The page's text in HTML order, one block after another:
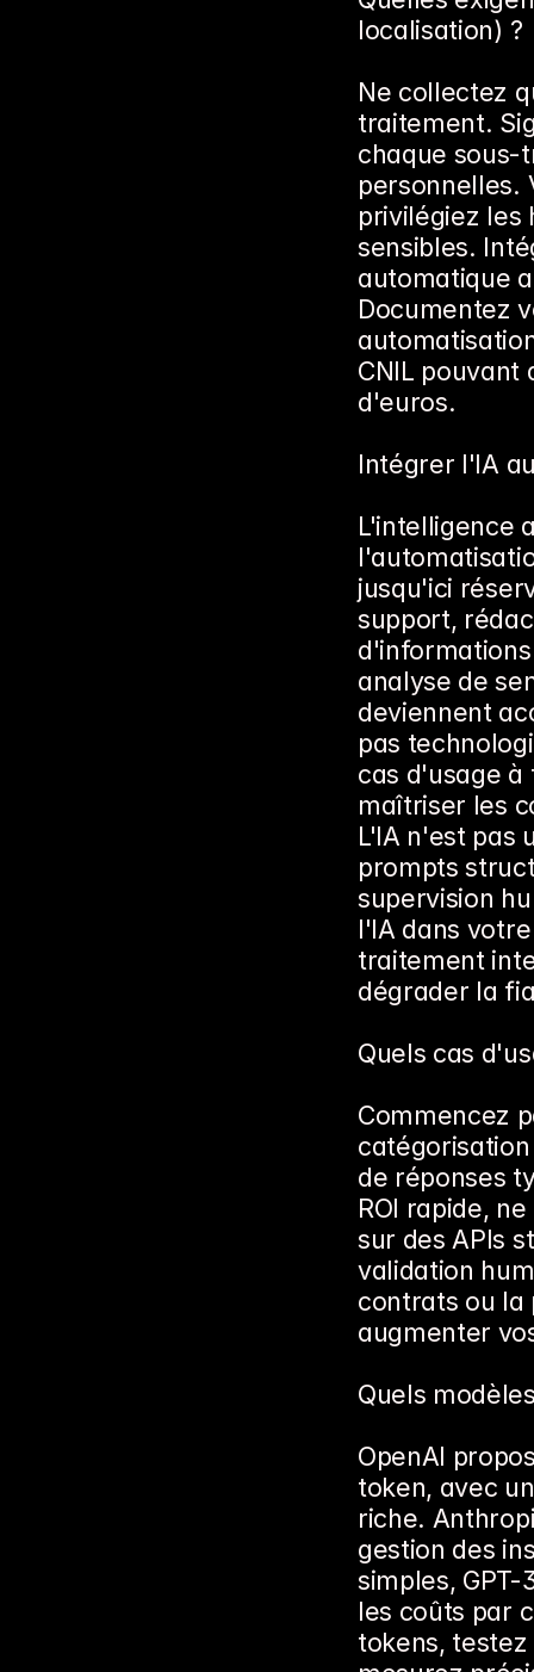
localisation) ?
Ne collectez
traitement.
chaque sous-
personnelles.
privilégiez les
sensibles.
automatique
Documentez
CNIL pouvant
d'euros.
Intégrer l'IA
L'intelligence
jusqu'ici
support,
analyse de
deviennent
pas
cas d'usage à
maîtriser les
L'IA n'est pas
prompts
supervision
l'IA dans
traitement
dégrader la
Quels cas
Commencez
de réponses
ROI rapide,
sur des APIs
validation
contrats ou la
augmenter
Quels
OpenAI
token, avec
riche.
gestion des
simples,
les coûts par
tokens,